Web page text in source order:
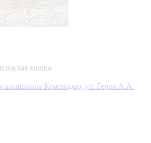
кошка
шиншилла Краснодар, ул. Героя А.А.